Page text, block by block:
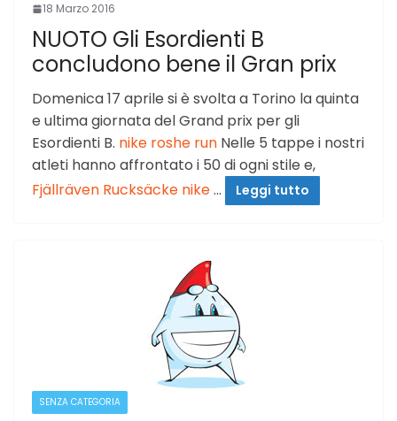
18 Marzo 2016
NUOTO Gli Esordienti B
concludono bene il Gran prix
Domenica 17 aprile si è svolta a Torino la quinta
e ultima giornata del Grand prix per gli
Esordienti B. nike roshe run Nelle 5 tappe i nostri
atleti hanno affrontato i 50 di ogni stile e,
Fjällräven Rucksäcke nike… Leggi tutto
SENZA CATEGORIA